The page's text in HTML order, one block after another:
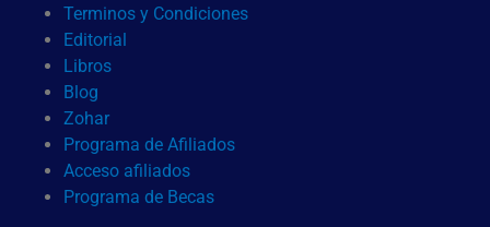
Terminos y Condiciones
Editorial
Libros
Blog
Zohar
Programa de Afiliados
Acceso afiliados
Programa de Becas